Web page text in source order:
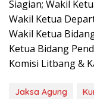
Siagian; Wakil
Wakil Ketua
Wakil Ketua
Ketua Bidang
Komisi Litbang &
Jaksa Agung